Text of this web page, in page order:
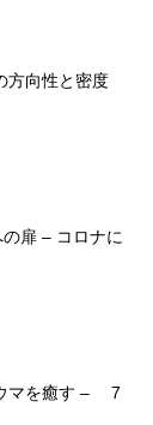
方向性と密度
扉 – コロナに
マを癒す – 7